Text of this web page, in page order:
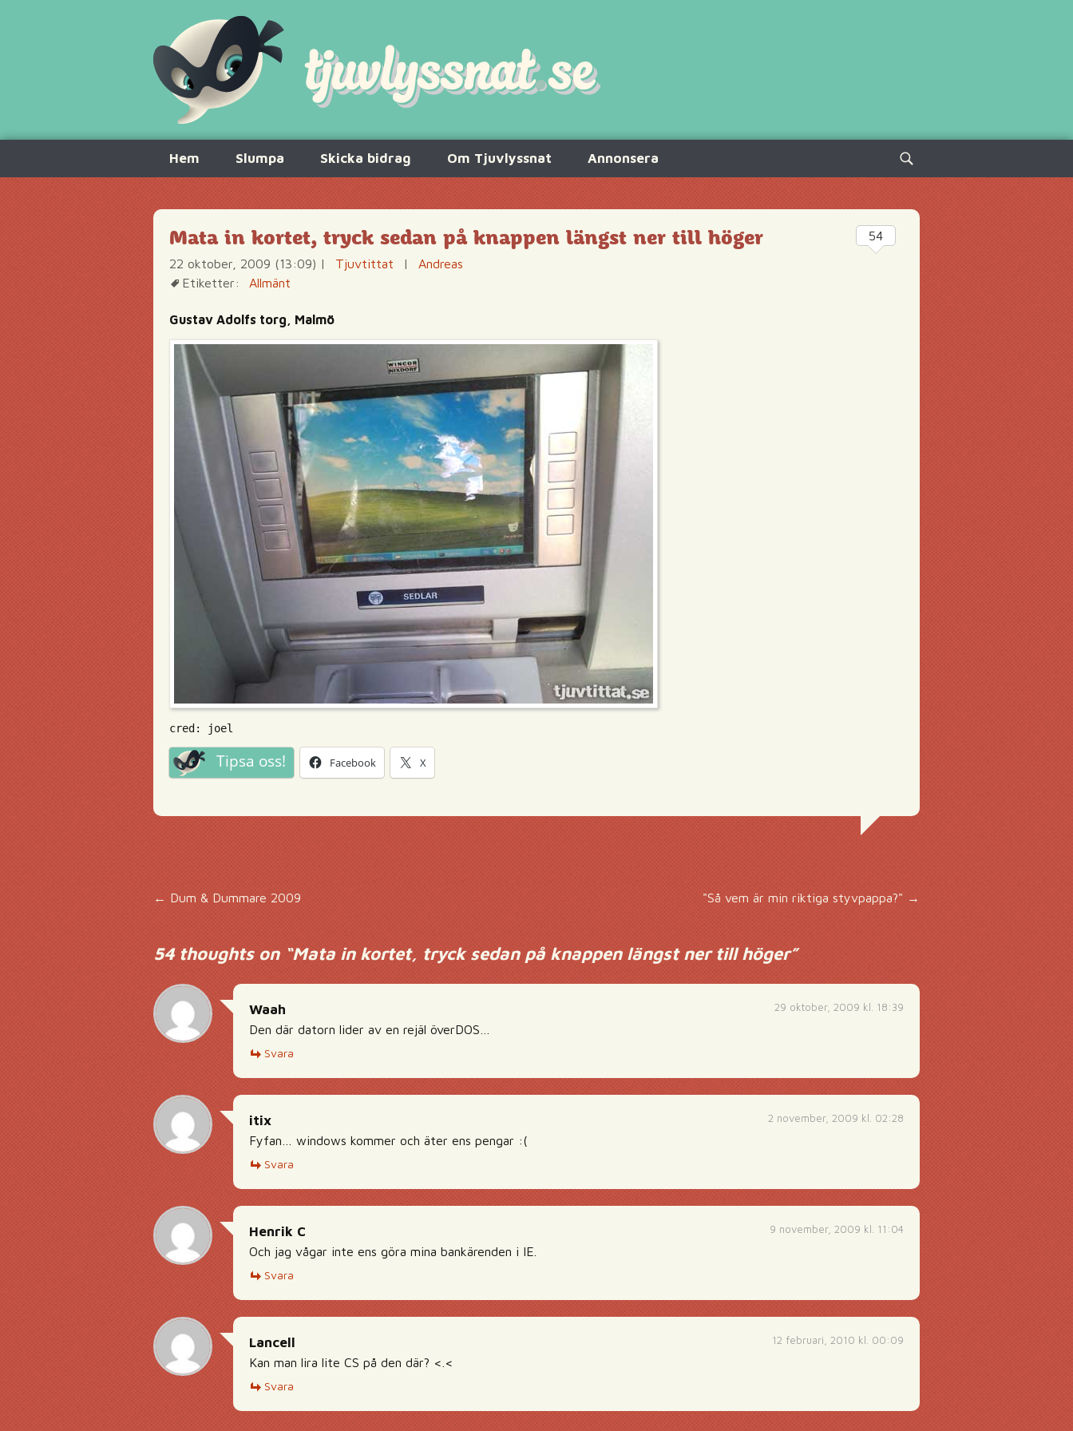
innehåll
Hem Slumpa Skicka bidrag Om Tjuvlyssnat Annonsera
Sök
efter:
Mata in kortet, tryck sedan på knappen längst ner till höger
22 oktober, 2009 (13:09) | Tjuvtittat |
Andreas
Etiketter:
Allmänt
Gustav Adolfs torg, Malmö
cred: joel
Tipsa oss! Facebook X
54
Inläggsnavigering
←Dum & Dummare 2009 "Så vem är min riktiga styvpappa?"→
54 thoughts on “Mata in kortet, tryck sedan på knappen längst ner till höger”
29 oktober, 2009 kl. 18:39
Waah
Den där datorn lider av en rejäl överDOS…
Svara
2 november, 2009 kl. 02:28
itix
Fyfan… windows kommer och äter ens pengar :(
Svara
9 november, 2009 kl. 11:04
Henrik C
Och jag vågar inte ens göra mina bankärenden i IE.
Svara
12 februari, 2010 kl. 00:09
Lancell
Kan man lira lite CS på den där? <.<
Svara